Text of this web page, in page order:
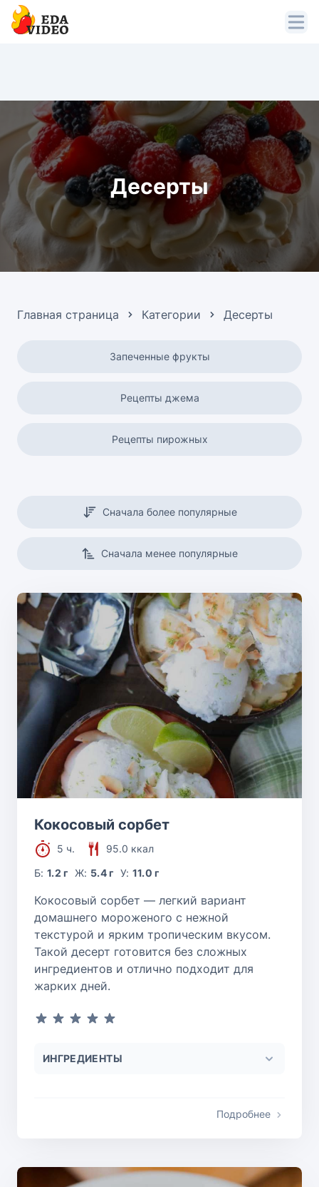
Десерты
Главная страница Категории Десерты
Запеченные фрукты
Рецепты джема
Рецепты пирожных
Рецепты печенья
Варенье
Рецепты рулетов
Глазурь и кремы
Пудинги
Сорбет и щербет
Сначала более популярные
Сначала менее популярные
Кокосовый сорбет
5 ч.
95.0 ккал
Б:1.2 г Ж: 5.4 г У: 11.0 г
Кокосовый сорбет — легкий вариант
домашнего мороженого с нежной
текстурой и ярким тропическим вкусом.
Такой десерт готовится без сложных
ингредиентов и отлично подходит для
жарких дней.
ИНГРЕДИЕНТЫ
Подробнее